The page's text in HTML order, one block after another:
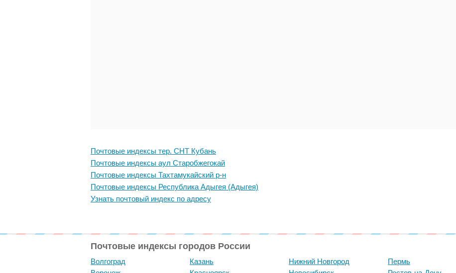
Почтовые индексы тер. СНТ Кубань
Почтовые индексы аул Старобжегокай
Почтовые индексы Тахтамукайский р-н
Почтовые индексы Республика Адыгея (Адыгея)
Узнать почтовый индекс по адресу
Почтовые индексы городов России
Волгоград
Казань
Нижний Новгород
Пермь